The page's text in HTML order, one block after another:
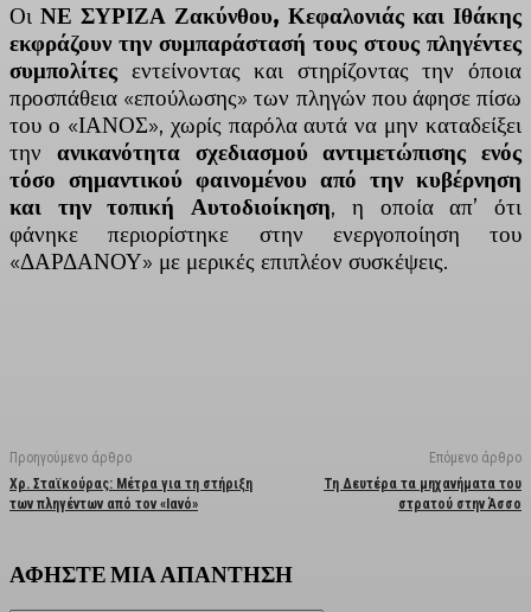
Οι ΝΕ ΣΥΡΙΖΑ Ζακύνθου, Κεφαλονιάς και Ιθάκης
εκφράζουν την συμπαράστασή τους στους πληγέντες
συμπολίτες εντείνοντας και στηρίζοντας την όποια
προσπάθεια «επούλωσης» των πληγών που άφησε πίσω
του ο «ΙΑΝΟΣ», χωρίς παρόλα αυτά να μην καταδείξει
την ανικανότητα σχεδιασμού αντιμετώπισης ενός
τόσο σημαντικού φαινομένου από την κυβέρνηση
και την τοπική Αυτοδιοίκηση, η οποία απ’ ότι
φάνηκε περιορίστηκε στην ενεργοποίηση του
«ΔΑΡΔΑΝΟΥ» με μερικές επιπλέον συσκέψεις.
Προηγούμενο άρθρο
Χρ. Σταϊκούρας: Μέτρα για τη στήριξη
των πληγέντων από τον «Ιανό»
Επόμενο άρθρο
Τη Δευτέρα τα μηχανήματα του
στρατού στην Άσσο
ΑΦΗΣΤΕ ΜΙΑ ΑΠΑΝΤΗΣΗ